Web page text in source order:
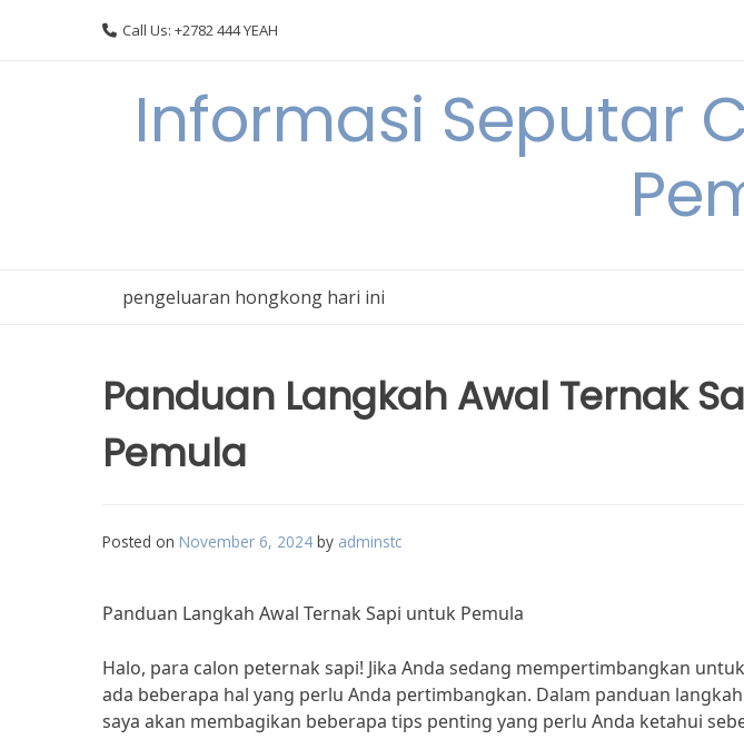
Call Us: +2782 444 YEAH
Informasi Seputar
pengeluaran hongkong hari ini
Panduan Langkah Awal Ternak
Pemula
Posted on November 6, 2024 by adminstc
Panduan Langkah Awal Ternak Sapi untuk Pemula
Halo, para calon peternak sapi! Jika Anda sedang mempertimbangkan
ada beberapa hal yang perlu Anda pertimbangkan. Dalam panduan
saya akan membagikan beberapa tips penting yang perlu Anda ketahui